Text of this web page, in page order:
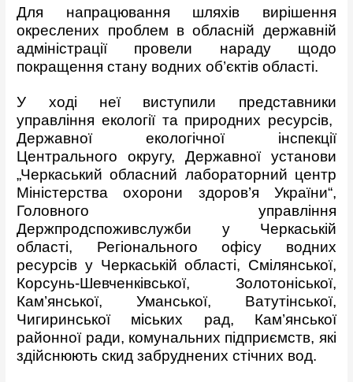
Для напрацювання шляхів вирішення
окреслених проблем в обласній державній
адміністрації провели нараду щодо
покращення стану водних об’єктів області.
У ході неї виступили представники
управління екології та природних ресурсів,
Державної екологічної інспекції
Центрального округу, Державної установи
„Черкаський обласний лабораторний центр
Міністерства охорони здоров’я України“,
Головного управління
Держпродспоживслужби у Черкаській
області, Регіонального офісу водних
ресурсів у Черкаській області, Смілянської,
Корсунь-Шевченківської, Золотоніської,
Кам’янської, Уманської, Ватутінської,
Чигиринської міських рад, Кам’янської
районної ради, комунальних підприємств, які
здійснюють скид забруднених стічних вод.